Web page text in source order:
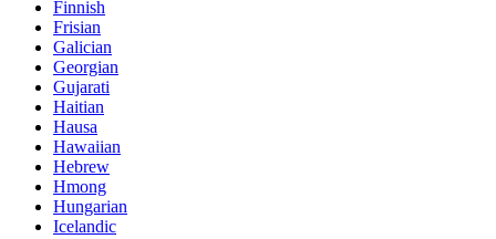
Finnish
Frisian
Galician
Georgian
Gujarati
Haitian
Hausa
Hawaiian
Hebrew
Hmong
Hungarian
Icelandic